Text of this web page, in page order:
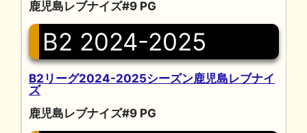
鹿児島レブナイズ#9 PG
B2 2024-2025
B2リーグ2024-2025シーズン鹿児島レブナイ
ズ
鹿児島レブナイズ#9 PG